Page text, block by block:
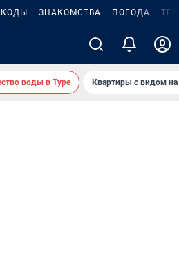
ЗНАКОМСТВА ПОГОДА
воды в Туре Квартиры с видом на